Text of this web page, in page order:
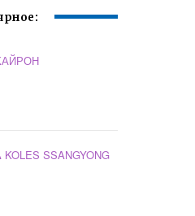
KOLES SSANGYONG